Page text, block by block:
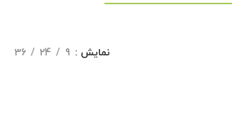
نمایش 9
24
36